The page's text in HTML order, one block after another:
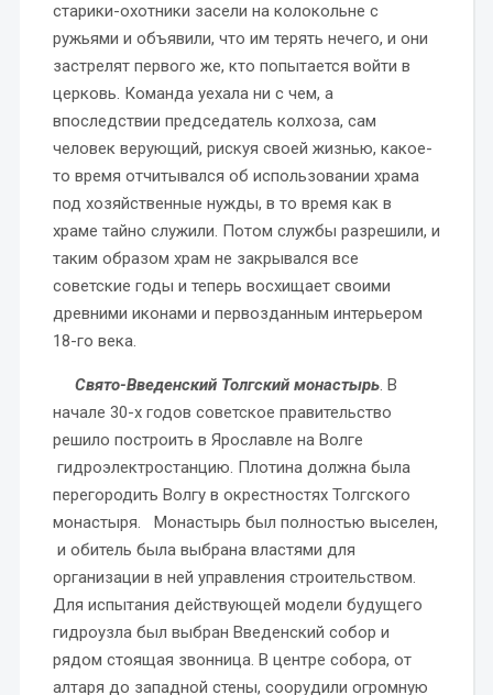
старики-охотники засели на колокольне с
ружьями и объявили, что им терять нечего, и они
застрелят первого же, кто попытается войти в
церковь. Команда уехала ни с чем, а
впоследствии председатель колхоза, сам
человек верующий, рискуя своей жизнью, какое-
то время отчитывался об использовании храма
под хозяйственные нужды, в то время как в
храме тайно служили. Потом службы разрешили, и
таким образом храм не закрывался все
советские годы и теперь восхищает своими
древними иконами и первозданным интерьером
18-го века.
Свято-Введенский Толгский монастырь. В
начале 30-х годов советское правительство
решило построить в Ярославле на Волге
гидроэлектростанцию. Плотина должна была
перегородить Волгу в окрестностях Толгского
монастыря. Монастырь был полностью выселен,
и обитель была выбрана властями для
организации в ней управления строительством.
Для испытания действующей модели будущего
гидроузла был выбран Введенский собор и
рядом стоящая звонница. В центре собора, от
алтаря до западной стены, соорудили огромную